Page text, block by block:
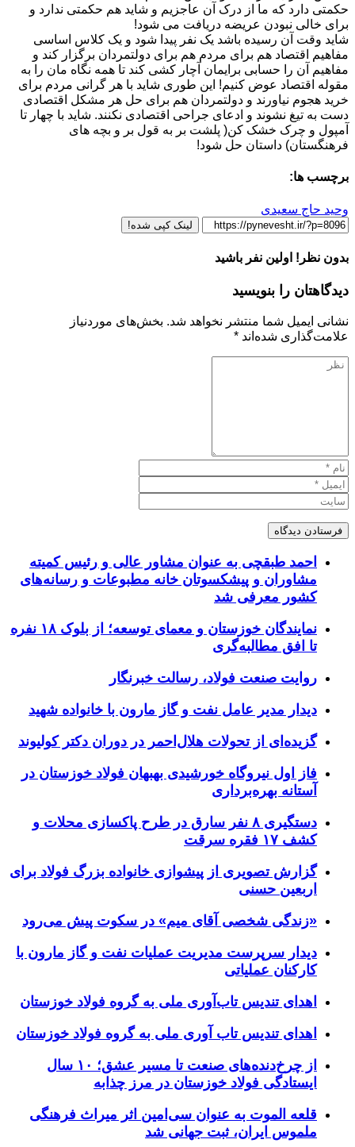
حکمتی دارد که ما از درک آن عاجزیم و شاید هم حکمتی ندارد و
برای خالی نبودن عریضه دریافت می شود!
شاید وقت آن رسیده باشد یک نفر پیدا شود و یک کلاس اساسی
مفاهیم اقتصاد هم برای مردم هم برای دولتمردان برگزار کند و
مفاهیم آن را حسابی برایمان آچار کشی کند تا همه نگاه مان را به
مقوله اقتصاد عوض کنیم! این طوری شاید با هر گرانی مردم برای
خرید هجوم نیاورند و دولتمردان هم برای حل هر مشکل اقتصادی
دست به تیغ نشوند و ادعای جراحی اقتصادی نکنند. شاید با چهار تا
آمپول و چرک خشک کن( پلشت بر به قول بر و بچه های
فرهنگستان) داستان حل شود!
برچسب ها:
وحید حاج سعیدی
لینک کپی شده!
بدون نظر! اولین نفر باشید
دیدگاهتان را بنویسید
نشانی ایمیل شما منتشر نخواهد شد. بخش‌های موردنیاز
علامت‌گذاری شده‌اند *
احمد طبقچی به عنوان مشاور عالی و رئیس کمیته
مشاوران و پیشکسوتان خانه مطبوعات و رسانه‌های
کشور معرفی شد
نمایندگان خوزستان و معمای توسعه؛ از بلوک ۱۸ نفره
تا افق مطالبه‌گری
روایت صنعت فولاد،‌ رسالت خبرنگار
دیدار مدیر عامل نفت و گاز مارون با خانواده شهید
گزیده‌ای از تحولات هلال‌احمر در دوران دکتر کولیوند
فاز اول نیروگاه خورشیدی بهبهان فولاد خوزستان در
آستانه بهره‌برداری
دستگیری ۸ نفر سارق در طرح پاکسازی محلات و
کشف ۱۷ فقره سرقت
گزارش تصویری از پیشوازی خانواده بزرگ فولاد برای
اربعین حسنی
«زندگی شخصی آقای میم» در سکوت پیش می‌رود
دیدار سرپرست مدیریت عملیات نفت و گاز مارون با
کارکنان عملیاتی
اهدای تندیس تاب‌آوری ملی به گروه فولاد خوزستان
اهدای تندیس تاب آوری ملی به گروه فولاد خوزستان
از چرخ‌دنده‌های صنعت تا مسیر عشق؛ ۱۰ سال
ایستادگی فولاد خوزستان در مرز چذابه
قلعه الموت به عنوان سی‌امین اثر میراث‌ فرهنگی
ملموس ایران، ثبت جهانی شد